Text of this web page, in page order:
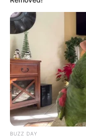
19:59 / 06 Avqust 2026
Bu məktəblər
başlayır
67
BUZZ DAY